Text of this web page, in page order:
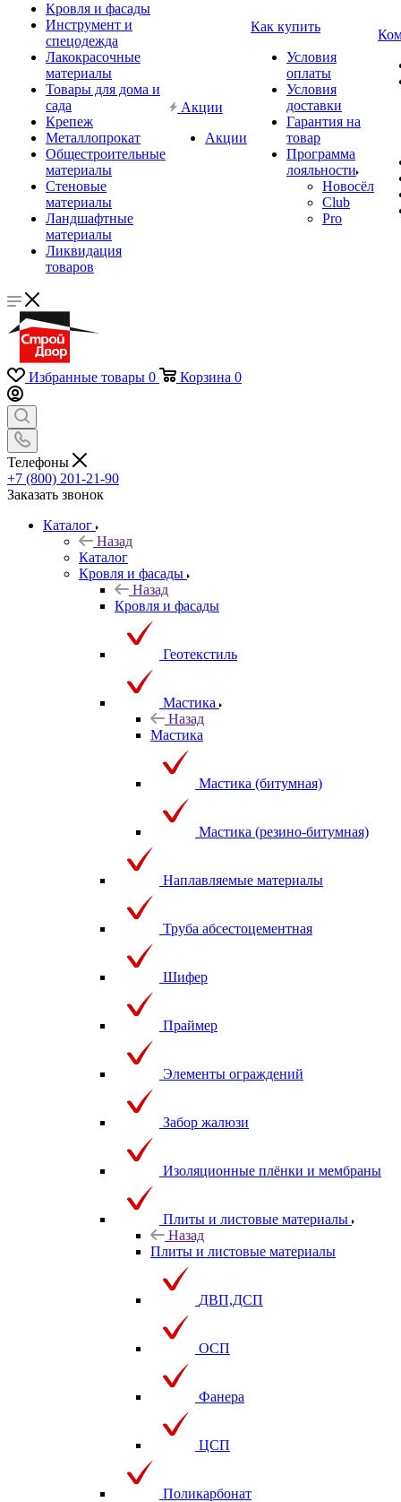
Кровля и фасады
Инструмент и
спецодежда
Лакокрасочные
материалы
Товары для дома и
сада
Крепеж
Металлопрокат
Общестроительные
материалы
Стеновые
материалы
Ландшафтные
материалы
Ликвидация
товаров
Акции
Акции
Как купить
Условия
оплаты
Условия
доставки
Гарантия на
товар
Программа
лояльности
Новосёл
Club
Pro
Избранные товары 0 Корзина 0
Телефоны
+7 (800) 201-21-90
Заказать звонок
Каталог
Назад
Каталог
Кровля и фасады
Назад
Кровля и фасады
Геотекстиль
Мастика
Назад
Мастика
Мастика (битумная)
Мастика (резино-битумная)
Наплавляемые материалы
Труба абсестоцементная
Шифер
Праймер
Элементы ограждений
Забор жалюзи
Изоляционные плёнки и мембраны
Плиты и листовые материалы
Назад
Плиты и листовые материалы
ДВП,ДСП
ОСП
Фанера
ЦСП
Поликарбонат